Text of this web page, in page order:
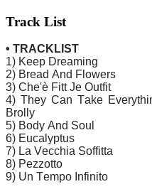
Track List
• TRACKLIST
1) Keep Dreaming
2) Bread And Flowers
3) Che'è Fitt Je Outfit
4) They Can Take
Brolly
5) Body And Soul
6) Eucalyptus
7) La Vecchia Soffitta
8) Pezzotto
9) Un Tempo Infinito